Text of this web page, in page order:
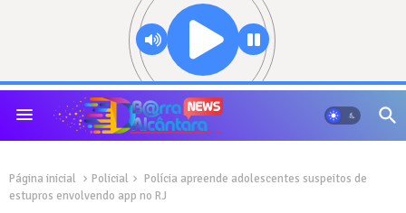
Página inicial Policial
Polícia apreende adolescentes suspeitos de
estupros envolvendo app no RJ